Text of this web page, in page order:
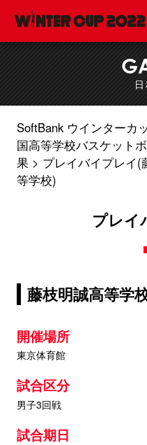
SoftBank ウインターカ
国高等学校バスケット
果
プレイバイプレイ(
等学校)
プレイ
藤枝明誠高等学
開催場所
東京体育館
試合区分
男子3回戦
試合期日